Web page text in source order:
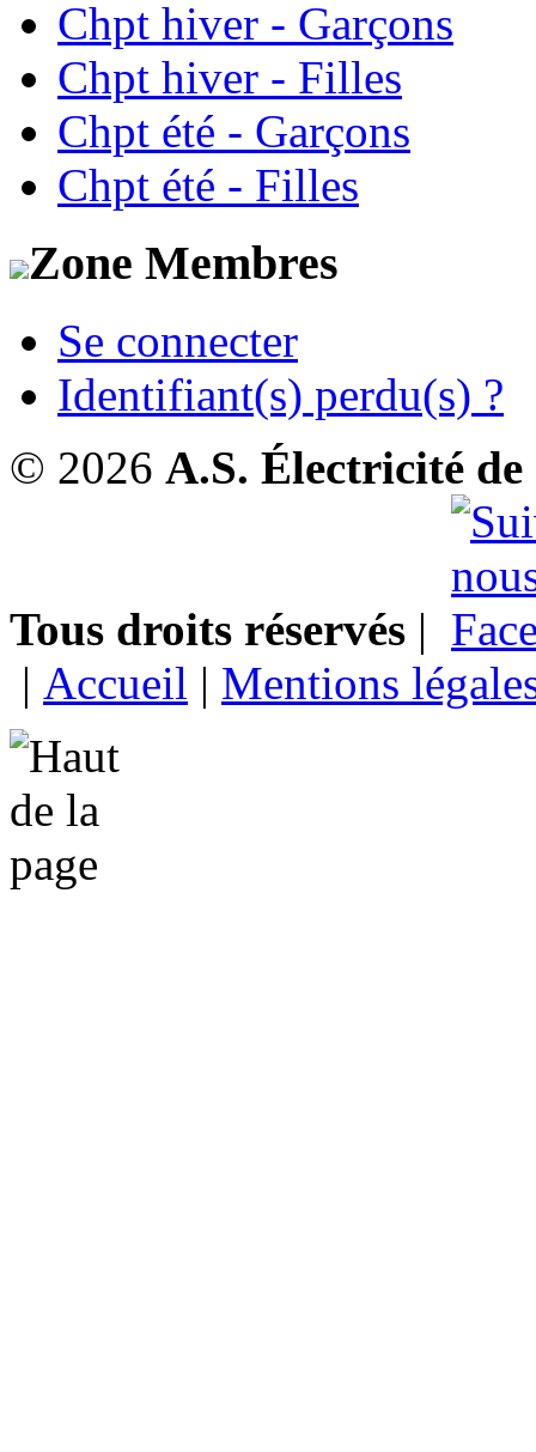
Chpt hiver - Garçons
Chpt hiver - Filles
Chpt été - Garçons
Chpt été - Filles
Zone Membres
Se connecter
Identifiant(s) perdu(s) ?
© 2026 A.S. Électricité
Tous droits réservés |
| Accueil | Mentions